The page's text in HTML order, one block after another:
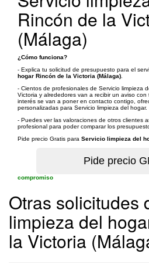
Rincón de la
(Málaga)
¿Cómo funciona?
- Explica tu solicitud de presupuesto para el
hogar Rincón de la Victoria (Málaga)
- Cientos de profesionales de Servicio limpieza
Victoria y alrededores van a recibir un aviso
interés se van a poner en contacto contigo,
personalizadas para Servicio limpieza del hogar.
- Puedes ver las valoraciones de otros clientes
profesional para poder comparar los
Pide precio Gratis para Servicio limpieza del
compromiso
Otras solicitudes
limpieza del
la Victoria